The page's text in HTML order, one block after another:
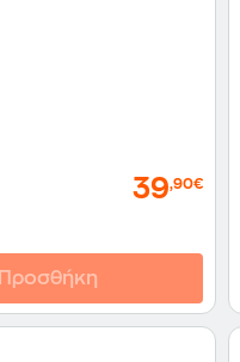
39,90€
Προσθήκη